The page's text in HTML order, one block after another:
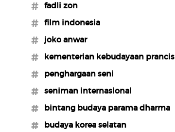
#fadli zon
#film indonesia
#joko anwar
#kementerian kebudayaan prancis
#penghargaan seni
#seniman internasional
#bintang budaya parama dharma
#budaya korea selatan